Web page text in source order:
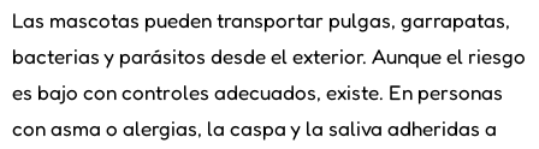
Las mascotas pueden transportar pulgas, garrapatas,
bacterias y parásitos desde el exterior. Aunque el riesgo
es bajo con controles adecuados, existe. En personas
con asma o alergias, la caspa y la saliva adheridas a